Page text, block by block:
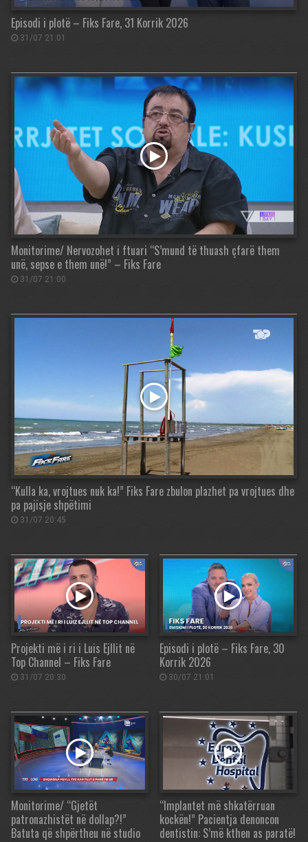
Episodi i plotë – Fiks Fare, 31 Korrik 2026
31/07 21:01
Monitorime/ Nervozohet i ftuari “S’mund të thuash çfarë them
unë, sepse e them unë!” – Fiks Fare
31/07 21:00
“Kulla ka, vrojtues nuk ka!” Fiks Fare zbulon plazhet pa vrojtues dhe
pa pajisje shpëtimi
31/07 20:45
Projekti më i ri i Luis Ejllit në
Top Channel – Fiks Fare
31/07 20:30
Episodi i plotë – Fiks Fare, 30
Korrik 2026
30/07 21:01
Monitorime/ “Gjetët
patronazhistët në dollap?!”
Batuta që shpërtheu në studio
“Implantet më shkatërruan
kockën!” Pacientja denoncon
dentistin: S’më kthen as paratë!